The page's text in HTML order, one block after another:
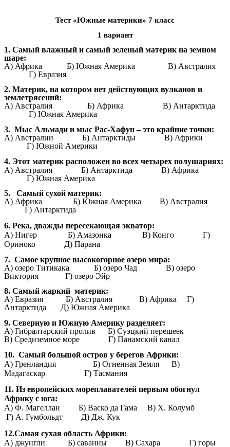
Тест «Южные материки» 7 класс
1 вариант
1. Самый влажный и самый зеленый материк на земном
шаре:
A) Африка Б) Южная Америка В) Австралия
Г) Евразия
2. Материк, на котором нет действующих вулканов и
землетрясений:
A) Австралия
Б) Африка В) Антарктида
Г) Южная Америка
3. Мыс Альмади и мыс Рас-Хафун – это крайние точки:
А) Австралии Б) Антарктиды В) Африки
Г) Южной Америки
4. Этот материк расположен во всех четырех полушариях:
А) Австралия Б) Антарктида В) Африка
Г) Южная Америка
5. Самый сухой материк:
А) Африка Б) Южная Америка В) Австралия
Г) Антарктида
6. Река, дважды пересекающая экватор:
A) Нигер Б) Амазонка В) Конго Г)
Ориноко Д) Парана
7. Самое крупное высокогорное озеро мира:
А) озеро Титикака Б) озеро Чад В) озеро
Виктория Г) озеро Эйр
8. Самый жаркий материк:
А) Евразия Б) Австралия В) Африка Г)
Антарктида Д) Южная Америка
9. Северную и Южную Америку разделяет:
А) Гибралтарский пролив Б) Суэцкий перешеек
В) Средиземное море Г) Панамский канал
10. Самый большой остров у берегов Африки:
А) Гренландия Б) Огненная Земля В)
Мадагаскар Г) Тасмания
11. Из европейских мореплавателей первым обогнул
Африку с юга:
А) Ф. Магеллан Б) Васко да Гама В) X. Колумб
Г) А. Гумбольдт Д) Дж. Кук
12.Самая сухая область Африки:
А) джунгли Б) саванны В) Сахара Г) горы